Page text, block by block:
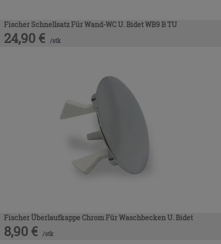
Fischer Schnellsatz Für Wand-WC U. Bidet WB9 B TU
24,90 € /stk
Fischer Überlaufkappe Chrom Für Waschbecken U. Bidet
8,90 € /stk